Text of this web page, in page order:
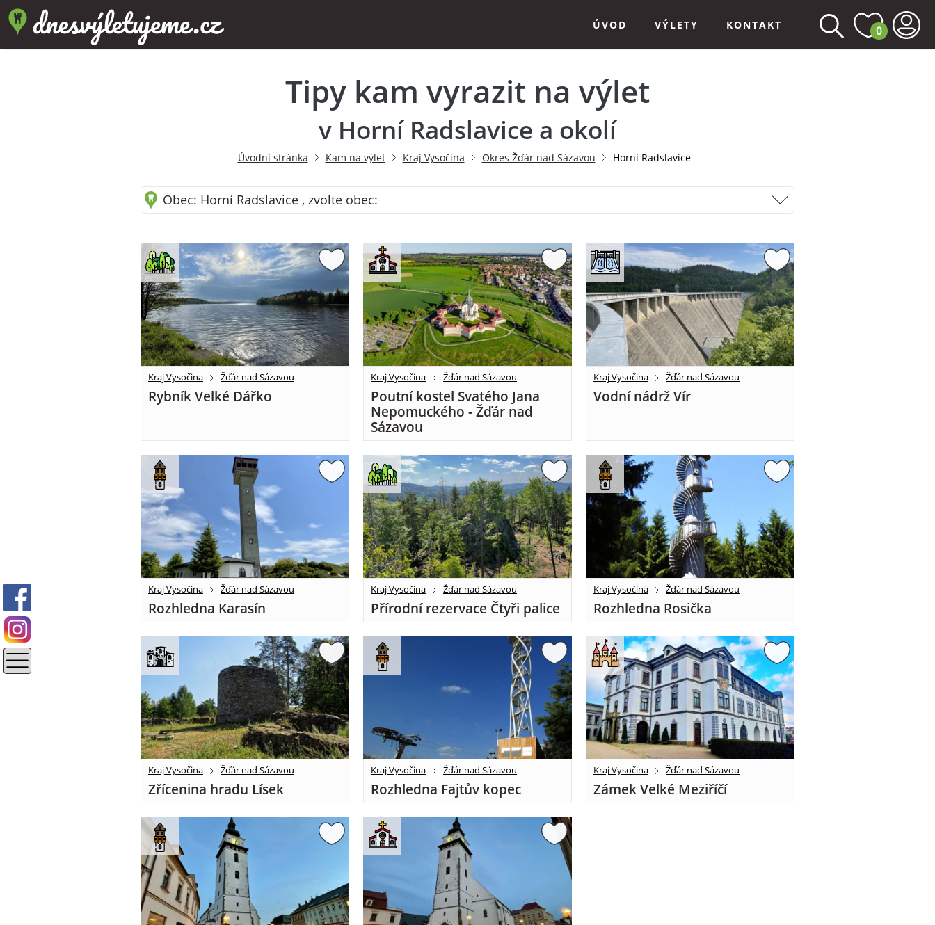
ÚVOD VÝLETY KONTAKT 0
Tipy kam vyrazit na výlet
v Horní Radslavice a okolí
Úvodní stránka Kam na výlet Kraj Vysočina Okres Žďár nad Sázavou Horní Radslavice
Obec: Horní Radslavice , zvolte obec:
Kraj Vysočina Žďár nad Sázavou
Rybník Velké Dářko
Kraj Vysočina Žďár nad Sázavou
Poutní kostel Svatého Jana
Nepomuckého - Žďár nad
Sázavou
Kraj Vysočina Žďár nad Sázavou
Vodní nádrž Vír
Kraj Vysočina Žďár nad Sázavou
Rozhledna Karasín
Kraj Vysočina Žďár nad Sázavou
Přírodní rezervace Čtyři palice
Kraj Vysočina Žďár nad Sázavou
Rozhledna Rosička
Kraj Vysočina Žďár nad Sázavou
Zřícenina hradu Lísek
Kraj Vysočina Žďár nad Sázavou
Rozhledna Fajtův kopec
Kraj Vysočina Žďár nad Sázavou
Zámek Velké Meziříčí